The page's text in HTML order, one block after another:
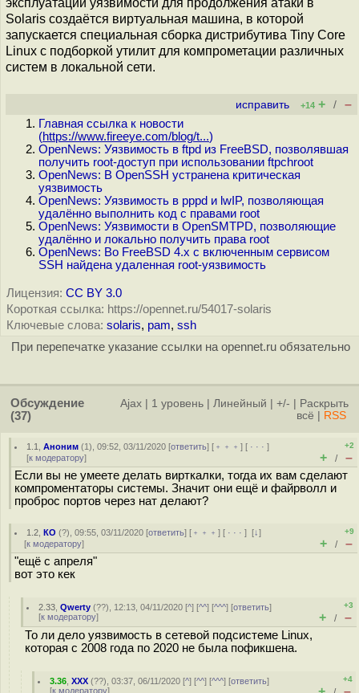
эксплуатации уязвимости для продолжения атаки в
Solaris создаётся виртуальная машина, в которой
запускается специальная сборка дистрибутива Tiny Core
Linux с подборкой утилит для компрометации различных
систем в локальной сети.
исправить +14 + / –
Главная ссылка к новости
(https://www.fireeye.com/blog/t...)
OpenNews: Уязвимость в ftpd из FreeBSD, позволявшая
получить root-доступ при использовании ftpchroot
OpenNews: В OpenSSH устранена критическая
уязвимость
OpenNews: Уязвимость в pppd и lwIP, позволяющая
удалённо выполнить код с правами root
OpenNews: Уязвимости в OpenSMTPD, позволяющие
удалённо и локально получить права root
OpenNews: Во FreeBSD 4.x с включенным сервисом
SSH найдена удаленная root-уязвимость
Лицензия: CC BY 3.0
Короткая ссылка: https://opennet.ru/54017-solaris
Ключевые слова: solaris, pam, ssh
При перепечатке указание ссылки на opennet.ru обязательно
Обсуждение
(37)
Ajax 1 уровень Линейный +/-
Раскрыть
всё
RSS
1.1 ,Аноним (1), 09:52, 03/11/2020 [ответить] [ ﹢﹢﹢] [ · · ·]
[к модератору]
+2
+ / –
Если вы не умеете делать вирткалки, тогда их вам сделают
компроментаторы системы. Значит они ещё и файрволл и
проброс портов через нат делают?
1.2 ,КО (?), 09:55, 03/11/2020 [ответить] [ ﹢﹢﹢] [ · · ·][↓]
[к модератору]
+9
+ / –
"ещё с апреля"
вот это кек
2.33 ,Qwerty (??), 12:13, 04/11/2020 [^] [^^] [^^^] [ответить]
[к модератору]
+3
+ / –
То ли дело уязвимость в сетевой подсистеме Linux,
которая с 2008 года по 2020 не была пофикшена.
3.36 ,XXX (??), 03:37, 06/11/2020 [^] [^^] [^^^] [ответить]
[к модератору]
+4